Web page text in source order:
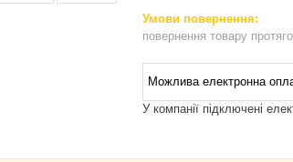
повернення товару
У компанії підключені